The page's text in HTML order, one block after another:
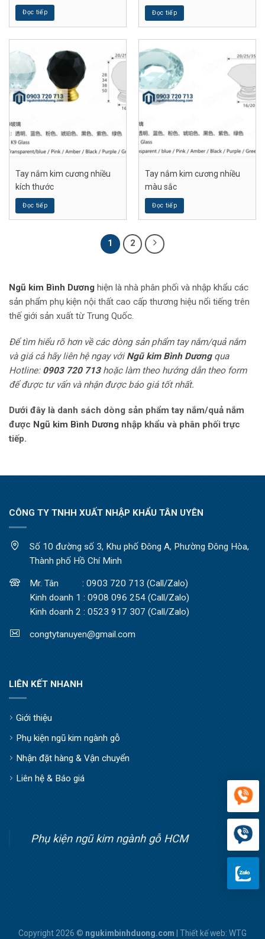
Đọc tiếp Đọc tiếp
Tay nắm kim cương nhiều
kích thước
Đọc tiếp
Tay nắm kim cương nhiều
màu sắc
Đọc tiếp
1 2
Ngũ kim Bình Dương hiện là nhà phân phối và nhập khẩu các
sản phẩm phụ kiện nội thất cao cấp thương hiệu nổi tiếng trên
thế giới sản xuất từ Trung Quốc.
Để tìm hiểu rõ hơn về các dòng sản phẩm tay nắm/quả nắm
và giá cả hãy liên hệ ngay vớiNgũ kim Bình Dươngqua
Hotline: 0903 720 713hoặc làm theo hướng dẫn theo form
để được tư vấn và nhận được báo giá tốt nhất.
Dưới đây là danh sách dòng sản phẩm tay nắm/quả nắm
được Ngũ kim Bình Dương nhập khẩu và phân phối trực
tiếp.
CÔNG TY TNHH XUẤT NHẬP KHẨU TÂN UYÊN
Số 10 đường số 3, Khu phố Đông A, Phường Đông Hòa,
Thành phố Hồ Chí Minh
Mr. Tân : 0903 720 713 (Call/Zalo)
Kinh doanh 1 : 0908 096 254 (Call/Zalo)
Kinh doanh 2 : 0523 917 307 (Call/Zalo)
congtytanuyen@gmail.com
LIÊN KẾT NHANH
Giới thiệu
Phụ kiện ngũ kim ngành gỗ
Nhận đặt hàng & Vận chuyển
Liên hệ & Báo giá
Phụ kiện ngũ kim ngành gỗ HCM
Copyright 2026 © ngukimbinhduong.com | Thiết kế web: WTG